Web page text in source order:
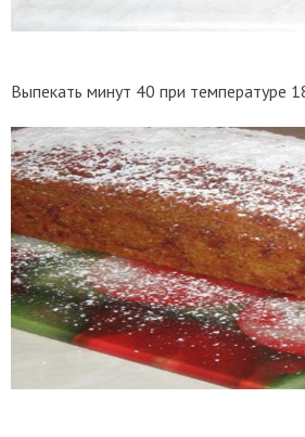
Выпекать минут 40 при температуре